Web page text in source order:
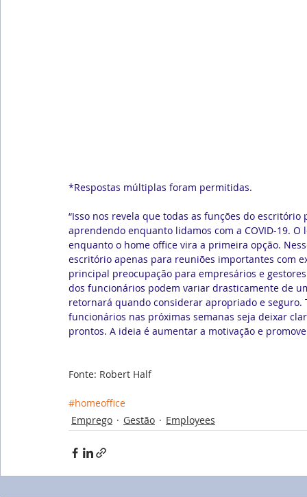
*Respostas múltiplas foram permitidas.
“Isso nos revela que todas as funções do
aprendendo enquanto lidamos com a COVID-19.
enquanto o home office vira a primeira opção.
escritório apenas para reuniões importantes com
principal preocupação para empresários e
dos funcionários podem variar drasticamente de
retornará quando considerar apropriado e
funcionários nas próximas semanas seja deixar
prontos. A ideia é aumentar a motivação e
Fonte: Robert Half
#homeoffice
Emprego
Gestão Employees